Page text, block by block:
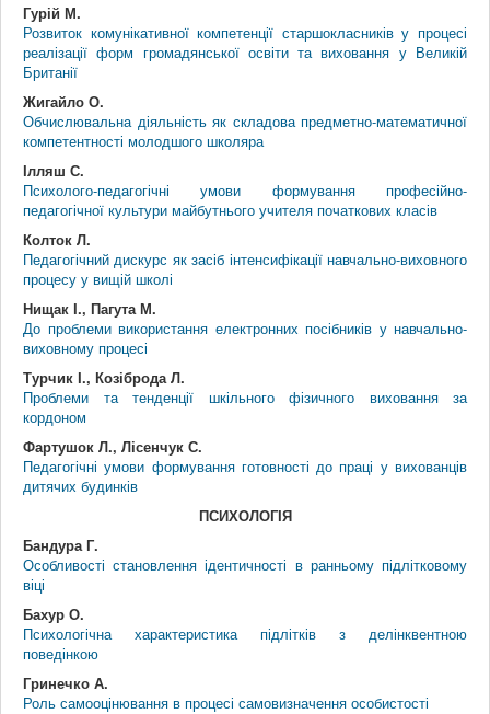
Гурій М.
Розвиток комунікативної компетенції старшокласників у процесі
реалізації форм громадянської освіти та виховання у Великій
Британії
Жигайло О.
Обчислювальна діяльність як складова предметно-математичної
компетентності молодшого школяра
Ілляш С.
Психолого-педагогічні умови формування професійно-
педагогічної культури майбутнього учителя початкових класів
Колток Л.
Педагогічний дискурс як засіб інтенсифікації навчально-виховного
процесу у вищій школі
Нищак І., Пагута М.
До проблеми використання електронних посібників у навчально-
виховному процесі
Турчик І., Козіброда Л.
Проблеми та тенденції шкільного фізичного виховання за
кордоном
Фартушок Л., Лісенчук С.
Педагогічні умови формування готовності до праці у вихованців
дитячих будинків
ПСИХОЛОГІЯ
Бандура Г.
Особливості становлення ідентичності в ранньому підлітковому
віці
Бахур О.
Психологічна характеристика підлітків з делінквентною
поведінкою
Гринечко А.
Роль самооцінювання в процесі самовизначення особистості